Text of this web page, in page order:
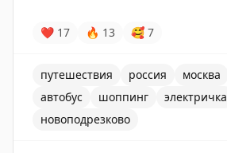
❤ 17 🔥 13 🥰 7
путешествия россия москва
автобус
шоппинг электричка
новоподрезково